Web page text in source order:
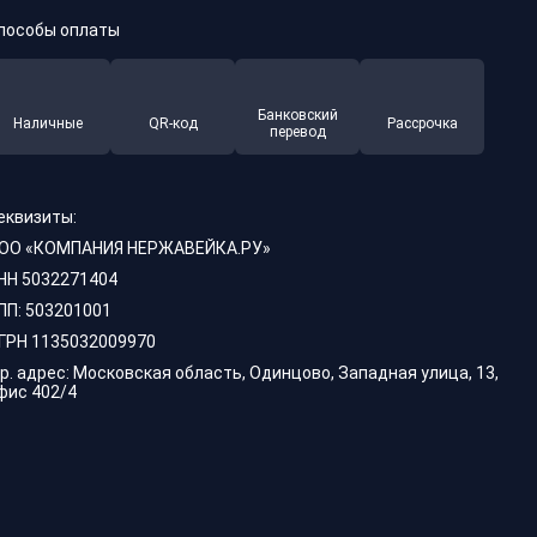
оплаты
Наличные QR-код
Банковский
перевод
Рассрочка
«КОМПАНИЯ НЕРЖАВЕЙКА.РУ»
5032271404
503201001
1135032009970
адрес: Московская область, Одинцово, Западная улица, 13,
402/4